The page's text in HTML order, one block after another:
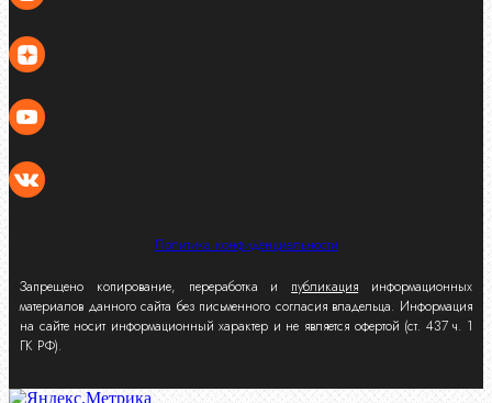
Политика конфиденциальности
Запрещено копирование, переработка и публикация информационных
материалов данного сайта без письменного согласия владельца. Информация
на сайте носит информационный характер и не является офертой (ст. 437 ч. 1
ГК РФ).